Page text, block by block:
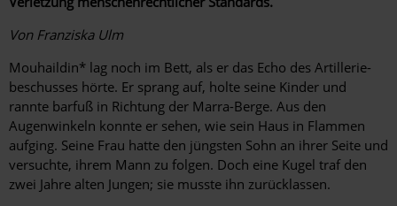
Von Franziska Ulm
Mouhaildin* lag noch im Bett, als er das Echo des Artillerie­
beschusses hörte. Er sprang auf, holte seine Kinder und
rannte barfuß in Richtung der Marra-Berge. Aus den
Augenwinkeln konnte er sehen, wie sein Haus in Flammen
aufging. Seine Frau hatte den jüngsten Sohn an ihrer Seite und
versuchte, ihrem Mann zu folgen. Doch eine Kugel traf den
zwei Jahre alten ­Jungen; sie musste ihn zurücklassen.